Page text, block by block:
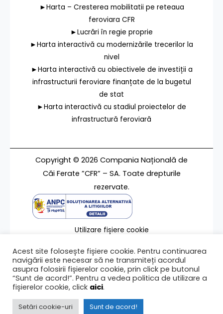
►Harta – Cresterea mobilitatii pe reteaua
feroviara CFR
►Lucrări în regie proprie
►Harta interactivă cu modernizările trecerilor la
nivel
►Harta interactivă cu obiectivele de investiții a
infrastructurii feroviare finanțate de la bugetul
de stat
►Harta interactivă cu stadiul proiectelor de
infrastructură feroviară
Copyright © 2026 Compania Națională de
Căi Ferate ”CFR” – SA. Toate drepturile
rezervate.
Utilizare fișiere cookie
Contact
Ultima modificare a paginii 05/11/2024
Acest site folosește fișiere cookie. Pentru continuarea
navigării este necesar să ne transmiteți acordul
asupra folosirii fișierelor cookie, prin click pe butonul
“Sunt de acord!”. Pentru a vedea politica de utilizare a
fișierelor cookie, click aici.
Setări cookie-uri Sunt de acord!